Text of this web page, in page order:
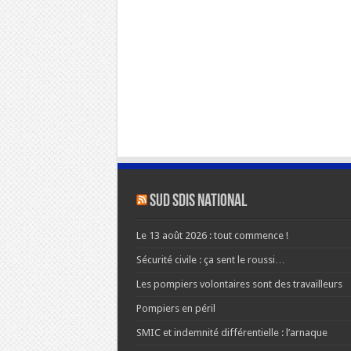
SUD SDIS national
Le 13 août 2026 : tout commence !
Sécurité civile : ça sent le roussi…
Les pompiers volontaires sont des travailleurs
Pompiers en péril
SMIC et indemnité différentielle : l’arnaque